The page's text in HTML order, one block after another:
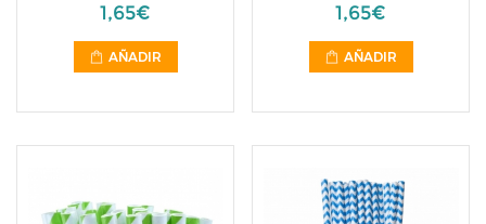
1,65€
AÑADIR
1,65€
AÑADIR